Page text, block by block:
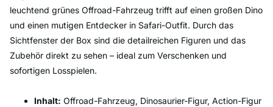
leuchtend grünes Offroad-Fahrzeug trifft auf einen großen Dino
und einen mutigen Entdecker in Safari-Outfit. Durch das
Sichtfenster der Box sind die detailreichen Figuren und das
Zubehör direkt zu sehen – ideal zum Verschenken und
sofortigen Losspielen.
Inhalt: Offroad-Fahrzeug, Dinosaurier-Figur, Action-Figur